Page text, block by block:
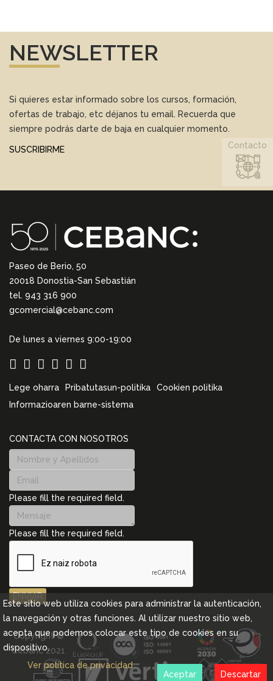
NEWSLETTER
Si quieres estar informado sobre los cursos, formación,
ofertas de trabajo, etc déjanos tu email. Recuerda que
siempre podrás darte de baja en cualquier momento.
SUSCRIBIRME
Paseo de Berio, 50
20018 Donostia-San Sebastián
tel. 943 316 900
gcomercial@cebanc.com
De lunes a viernes 9:00-19:00
Lege oharra Pribatutasun-politika
Cookien politika
Informazioaren barne-sistema
CONTACTA CON NOSOTROS
Please fill the required field.
Please fill the required field.
ENVIAR
Contacto
Copyright ©
Cebanc 2021
Este sitio web utiliza cookies para administrar la autenticación,
la navegación y otras funciones. Al utilizar nuestro sitio web,
acepta que podemos colocar este tipo de cookies en su
dispositivo.
Ver política de privacidad
Descartar
Aceptar